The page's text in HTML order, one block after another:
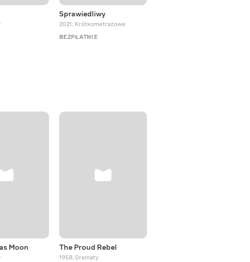
Sprawiedliwy
2021, Krótkometrażowe
BEZPŁATNIE
Moon The Proud Rebel
1958, Dramaty